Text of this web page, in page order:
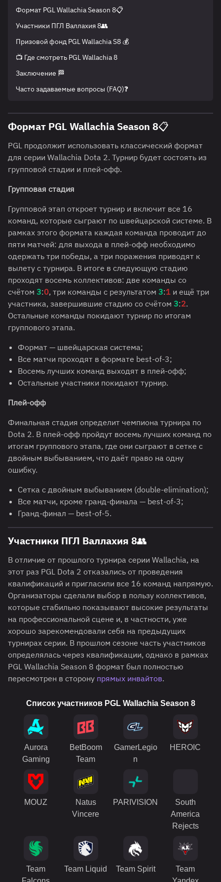
Формат PGL Wallachia Season 8📋
Участники ПГЛ Валлахия 8👥
Призовой фонд PGL Wallachia S8 💰
📺 Где смотреть PGL Wallachia 8
Заключение 🏁
Часто задаваемые вопросы (FAQ)❓
Формат PGL Wallachia Season 8📋
PGL продолжит использовать классический формат
для серии Wallachia Dota 2. Турнир будет состоять из
групповой стадии и плей-офф.
Групповая стадия
Групповой этап откроет турнир и включит все 16
команд, которые сыграют по швейцарской системе. В
рамках этого формата каждая команда проводит до
пяти матчей: для выхода в плей-офф необходимо
одержать три победы, а три поражения приводят к
вылету с турнира. В итоге в следующую стадию
проходят восемь коллективов: две команды со
счётом 3:0, три команды с результатом 3:1 и ещё три
участника, завершившие стадию со счётом 3:2.
Остальные команды покидают турнир по итогам
группового этапа.
Формат — швейцарская система;
Все матчи проходят в формате best-of-3;
Восемь лучших команд выходят в плей-офф;
Остальные участники покидают турнир.
Плей-офф
Финальная стадия определит чемпиона турнира по
Dota 2. В плей-офф пройдут восемь лучших команд по
итогам группового этапа, где они сыграют в сетке с
двойным выбыванием, что даёт право на одну
ошибку.
Сетка с двойным выбыванием (double-elimination);
Все матчи, кроме гранд-финала — best-of-3;
Гранд-финал — best-of-5.
Участники ПГЛ Валлахия 8👥
В отличие от прошлого турнира серии Wallachia, на
этот раз PGL Dota 2 отказались от проведения
квалификаций и пригласили все 16 команд напрямую.
Организаторы сделали выбор в пользу коллективов,
которые стабильно показывают высокие результаты
на профессиональной сцене и, в частности, уже
хорошо зарекомендовали себя на предыдущих
турнирах серии. В прошлом сезоне часть участников
определялась через квалификации, однако в рамках
PGL Wallachia Season 8 формат был полностью
пересмотрен в сторону прямых инвайтов.
Список участников PGL Wallachia Season 8
Aurora
Gaming
BetBoom
Team
GamerLegio
n
HEROIC
MOUZ
Natus
Vincere
PARIVISION
South
America
Rejects
Team
Team Liquid Team Spirit
Team